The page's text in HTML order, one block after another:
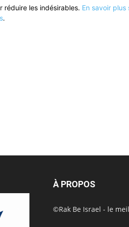
réduire les indésirables. En savoir
.
À PROPOS
©Rak Be Israel - le